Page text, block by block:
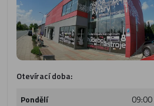
Otevírací doba:
Pondělí